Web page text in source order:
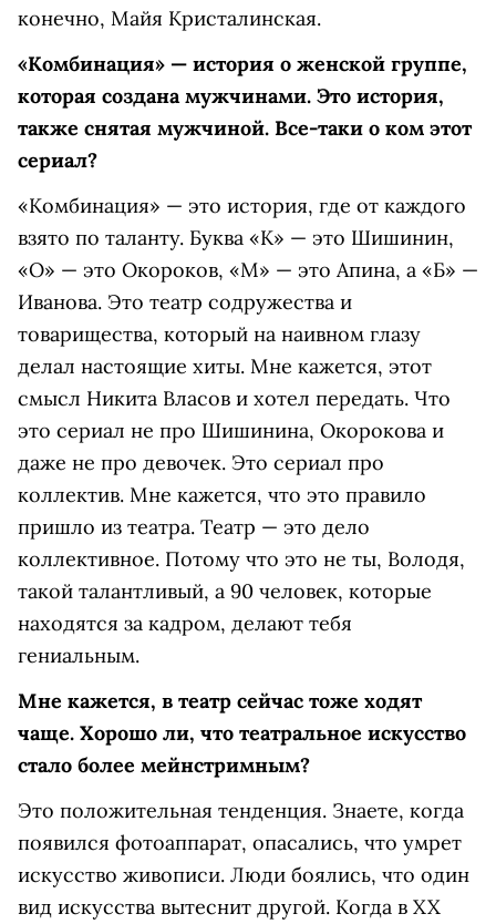
конечно, Майя Кристалинская.
«Комбинация» — история о женской группе,
которая создана мужчинами. Это история,
также снятая мужчиной. Все-таки о ком этот
сериал?
«Комбинация» — это история, где от каждого
взято по таланту. Буква «К» — это Шишинин,
«О» — это Окороков, «М» — это Апина, а «Б» —
Иванова. Это театр содружества и
товарищества, который на наивном глазу
делал настоящие хиты. Мне кажется, этот
смысл Никита Власов и хотел передать. Что
это сериал не про Шишинина, Окорокова и
даже не про девочек. Это сериал про
коллектив. Мне кажется, что это правило
пришло из театра. Театр — это дело
коллективное. Потому что это не ты, Володя,
такой талантливый, а 90 человек, которые
находятся за кадром, делают тебя
гениальным.
Мне кажется, в театр сейчас тоже ходят
чаще. Хорошо ли, что театральное искусство
стало более мейнстримным?
Это положительная тенденция. Знаете, когда
появился фотоаппарат, опасались, что умрет
искусство живописи. Люди боялись, что один
вид искусства вытеснит другой. Когда в XX